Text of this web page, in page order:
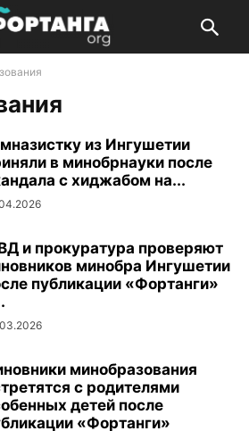
из Ингушетии
в минобрнауки после
с хиджабом на...
и прокуратура проверяют
минобра Ингушетии
публикации «Фортанги»
минобразования
с родителями
детей после
«Фортанги»